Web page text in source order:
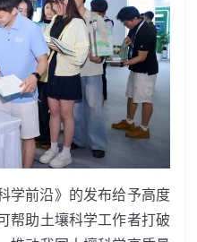
学前沿》的发布给予高度
帮助土壤科学工作者打破